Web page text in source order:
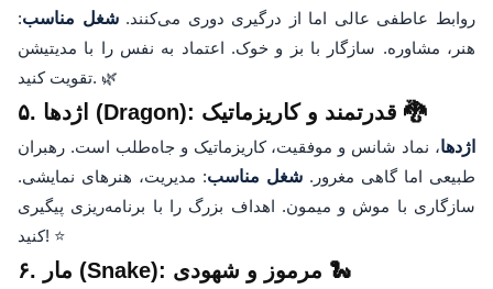
روابط عاطفی عالی اما از درگیری دوری می‌کنند.شغل مناسب:
هنر، مشاوره. سازگار با بز و خوک. اعتماد به نفس را با مدیتیشن
تقویت کنید. 🌿
۵. اژدها (Dragon): قدرتمند و کاریزماتیک 🐉
اژدها، نماد شانس و موفقیت، کاریزماتیک و جاه‌طلب است. رهبران
طبیعی اما گاهی مغرور. شغل مناسب: مدیریت، هنرهای نمایشی.
سازگاری با موش و میمون. اهداف بزرگ را با برنامه‌ریزی پیگیری
کنید! ⭐
۶. مار (Snake): مرموز و شهودی 🐍